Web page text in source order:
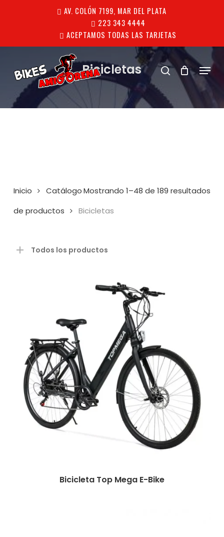
AV. COLÓN 7199, MAR DEL PLATA
223 343 4444
ACEPTAMOS TODAS LAS TARJETAS
search Menu
Bicicletas
Mostrando 1–48 de 189 resultados
Inicio
Catálogo
de productos
Bicicletas
Todos los productos
Bicicleta Top Mega E-Bike